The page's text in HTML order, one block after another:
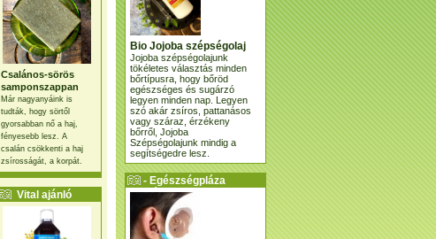
Csalános-sörös
samponszappan
Már nagyanyáink is
tudták, hogy sörtől
gyorsabban nő a haj,
fényesebb lesz. A
csalán csökkenti a haj
zsírosságát, a korpát.
Vital ajánló
Bio Jojoba szépségolaj
Jojoba szépségolajunk
tökéletes választás minden
bőrtípusra, hogy bőröd
egészséges és sugárzó
legyen minden nap. Legyen
szó akár zsíros, pattanásos
vagy száraz, érzékeny
bőrről, Jojoba
Szépségolajunk mindig a
segítségedre lesz.
- Egészségpláza
ajánlatunk -